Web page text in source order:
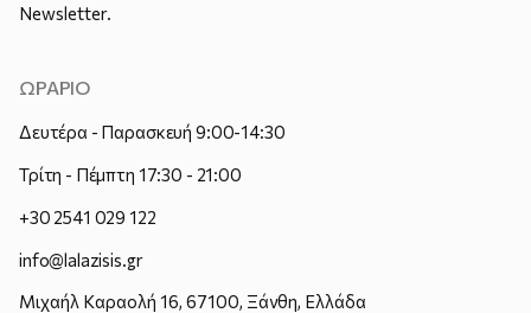
Newsletter.
ΩΡΑΡΙΟ
Δευτέρα - Παρασκευή 9:00-14:30
Τρίτη - Πέμπτη 17:30 - 21:00
+30 2541 029 122
info@lalazisis.gr
Μιχαήλ Καραολή 16, 67100, Ξάνθη, Ελλάδα